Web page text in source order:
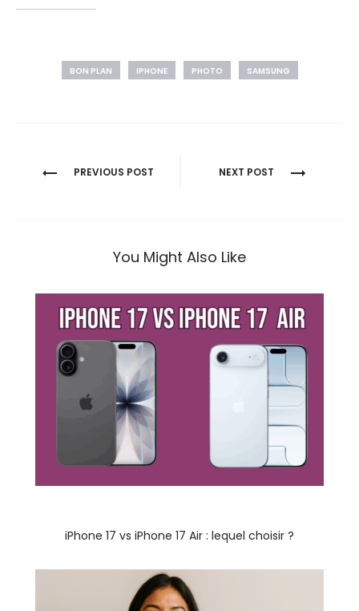
BON PLAN IPHONE PHOTO SAMSUNG
Navigation
PREVIOUS POST NEXT POST
You Might Also Like
iPhone 17 vs iPhone 17 Air : lequel choisir ?